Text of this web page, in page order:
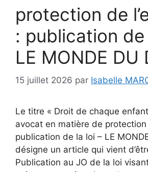
protection de
: publication de
LE MONDE DU
15 juillet 2026 par Isabelle
Le titre « Droit de chaque
avocat en matière de protection
publication de la loi – LE
désigne un article qui vient
Publication au JO de la loi